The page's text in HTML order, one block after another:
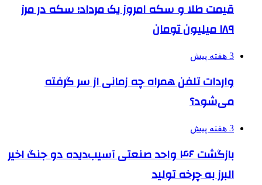
قیمت طلا و سکه امروز یک مرداد؛ سکه در مرز
۱۸۹ میلیون تومان
3 هفته پیش
واردات تلفن همراه چه زمانی از سر گرفته
می‌شود؟
3 هفته پیش
بازگشت ۴۶ واحد صنعتی آسیب‌دیده دو جنگ اخیر
البرز به چرخه تولید